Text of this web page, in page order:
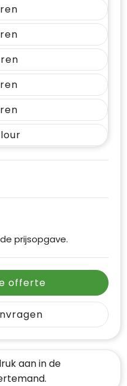
prijsopgave.
offerte
aan in de